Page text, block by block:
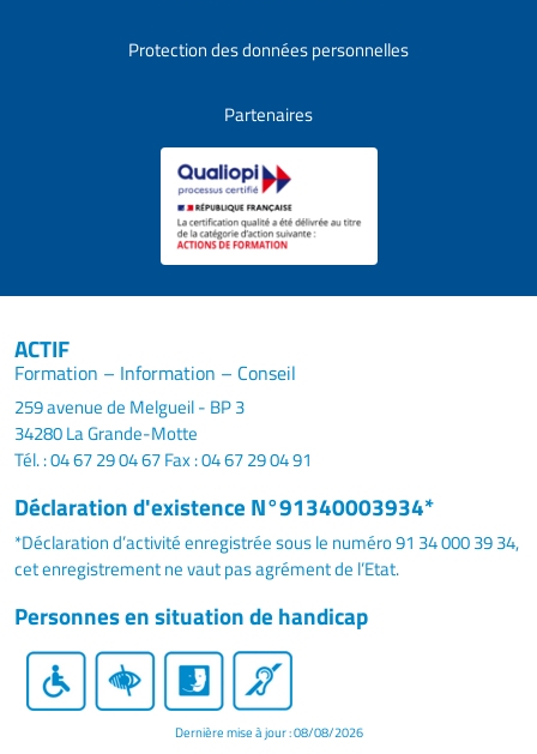
Protection des données personnelles
Partenaires
ACTIF
Formation – Information – Conseil
259 avenue de Melgueil - BP 3
34280 La Grande-Motte
Tél. : 04 67 29 04 67Fax : 04 67 29 04 91
Déclaration d'existence N°91340003934*
*Déclaration d’activité enregistrée sous le numéro 91 34 000 39 34,
cet enregistrement ne vaut pas agrément de l’Etat.
Personnes en situation de handicap
Dernière mise à jour : 08/08/2026